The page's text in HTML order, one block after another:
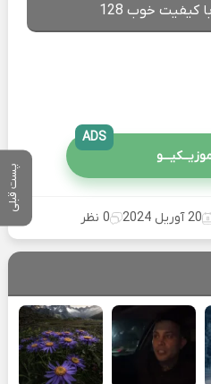
پست قبلی
کیفیت خوب 128
ADS
20 آوریل 2024 0 نظر